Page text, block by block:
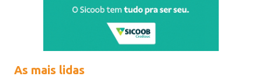
As mais lidas